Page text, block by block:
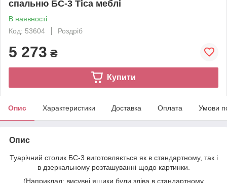
спальню БС-3 Тіса меблі
В наявності
Код: 53604
Роздріб
5 273 ₴
Купити
Опис Характеристики Доставка Оплата Умови
Опис
Туарічний столик БС-3 виготовляється як в стандартному, так і
в дзеркальному розташуванні щодо картинки.
(Наприклад: висувні ящики були зліва в стандартному